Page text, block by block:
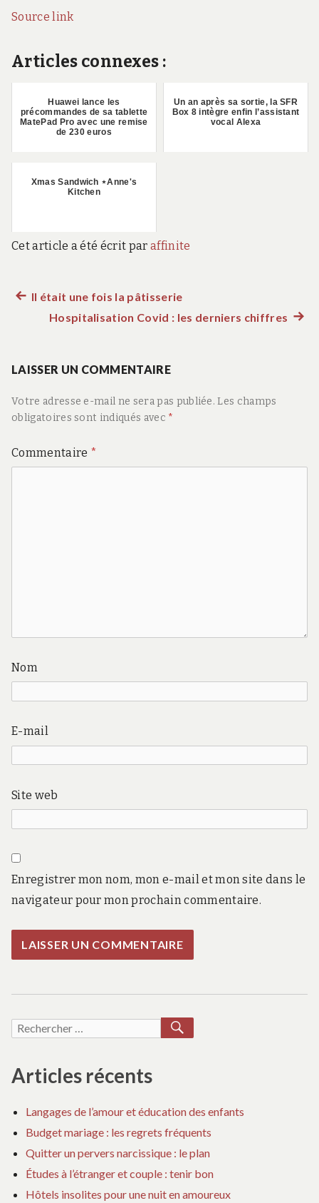
Source link
Articles connexes :
Huawei lance les
précommandes de sa tablette
MatePad Pro avec une remise
de 230 euros
Un an après sa sortie, la SFR
Box 8 intègre enfin l’assistant
vocal Alexa
Xmas Sandwich ⋆Anne's
Kitchen
Cet article a été écrit par affinite
Navigation
l’article
Article
précédent :
Il était une fois la pâtisserie
Hospitalisation Covid : les derniers chiffres
LAISSER UN COMMENTAIRE
Votre adresse e-mail ne sera pas publiée. Les champs
obligatoires sont indiqués avec *
Commentaire *
Nom
E-mail
Site web
Enregistrer mon nom, mon e-mail et mon site dans le
navigateur pour mon prochain commentaire.
Recherche
Articles récents
Langages de l’amour et éducation des enfants
Budget mariage : les regrets fréquents
Quitter un pervers narcissique : le plan
Études à l’étranger et couple : tenir bon
Hôtels insolites pour une nuit en amoureux